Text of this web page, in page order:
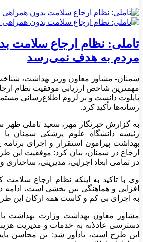
تاملی: نظام ارجاع سلامت
مردم به هدف نمی‌رسد
سمنان- مشاور معاون وزیر بهداشت،
مهمترین شاخص ارزیابی موفقیت نظام
پایلوت دانست و بر لزوم اطلاع‌رسانی
رسانه‌ها تأکید کرد.
به گزارش خبرنگار مهر، سعید تاملی
رئیسه دانشگاه علوم پزشکی سمنان با
بهداشت پیرامون استقرار و اجرای
ارجاع در سمنان، بیان کرد: موفقیت این
در تمامی ابعاد اجرایی، مدیریتی،
وی با تاکید به اینکه نظام ارجاع سلامت
افزایی و هماهنگی بین بخشی است، ادامه
به اجرای بی کم و کاست همه ارکان این
مشاور معاون بهداشت وزارت بهداشت با
دسترسی عادلانه به خدمات و مدیریت
این طرح است، یادآور شد: این محاسن